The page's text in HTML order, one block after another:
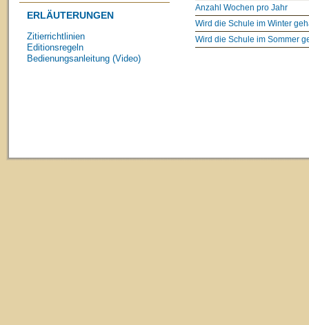
ERLÄUTERUNGEN
Zitierrichtlinien
Editionsregeln
Bedienungsanleitung (Video)
Anzahl Wochen pro Jahr
Wird die Schule im Winter
Wird die Schule im Sommer